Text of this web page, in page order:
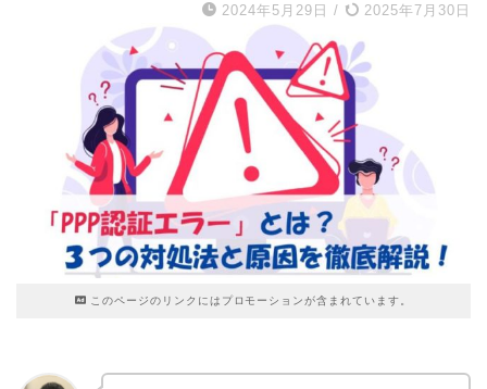
2024年5月29日 / 2025年7月30日
このページのリンクにはプロモーションが含まれています。